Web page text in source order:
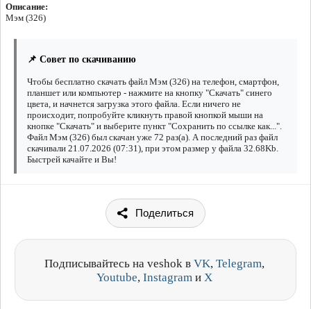
Описание:
Мэм (326)
📌 Совет по скачиванию
Чтобы бесплатно скачать файл Мэм (326) на телефон, смартфон,
планшет или компьютер - нажмите на кнопку "Скачать" синего
цвета, и начнется загрузка этого файла. Если ничего не
происходит, попробуйте кликнуть правой кнопкой мыши на
кнопке "Скачать" и выберите пункт "Сохранить по ссылке как...".
Файл Мэм (326) был скачан уже 72 раз(а). А последний раз файл
скачивали 21.07.2026 (07:31), при этом размер у файла 32.68Kb.
Быстрей качайте и Вы!
Поделиться
Подписывайтесь на veshok в VK, Telegram,
Youtube, Instagram и X